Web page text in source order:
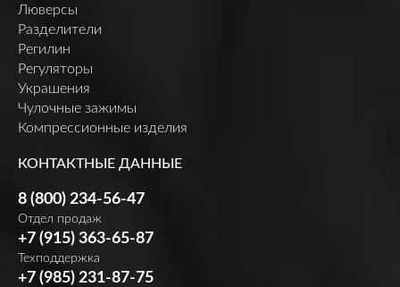
Люверсы
Разделители
Регилин
Регуляторы
Украшения
Чулочные зажимы
Компрессионные изделия
КОНТАКТНЫЕ ДАННЫЕ
8 (800) 234-56-47
Отдел продаж
+7 (915) 363-65-87
Техподдержка
+7 (985) 231-87-75